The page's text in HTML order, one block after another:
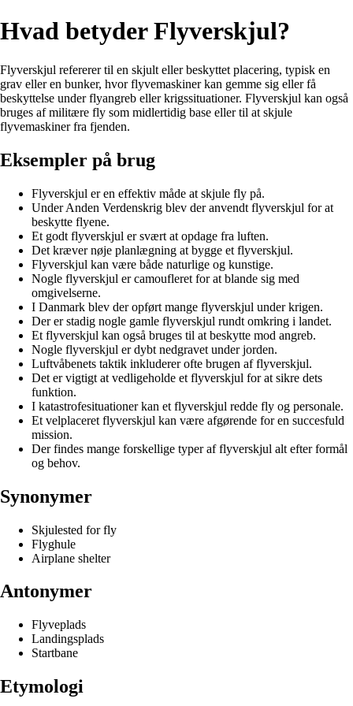
Hvad betyder Flyverskjul?
Flyverskjul refererer til en skjult eller beskyttet placering, typisk en
grav eller en bunker, hvor flyvemaskiner kan gemme sig eller få
beskyttelse under flyangreb eller krigssituationer. Flyverskjul kan også
bruges af militære fly som midlertidig base eller til at skjule
flyvemaskiner fra fjenden.
Eksempler på brug
Flyverskjul er en effektiv måde at skjule fly på.
Under Anden Verdenskrig blev der anvendt flyverskjul for at
beskytte flyene.
Et godt flyverskjul er svært at opdage fra luften.
Det kræver nøje planlægning at bygge et flyverskjul.
Flyverskjul kan være både naturlige og kunstige.
Nogle flyverskjul er camoufleret for at blande sig med
omgivelserne.
I Danmark blev der opført mange flyverskjul under krigen.
Der er stadig nogle gamle flyverskjul rundt omkring i landet.
Et flyverskjul kan også bruges til at beskytte mod angreb.
Nogle flyverskjul er dybt nedgravet under jorden.
Luftvåbenets taktik inkluderer ofte brugen af flyverskjul.
Det er vigtigt at vedligeholde et flyverskjul for at sikre dets
funktion.
I katastrofesituationer kan et flyverskjul redde fly og personale.
Et velplaceret flyverskjul kan være afgørende for en succesfuld
mission.
Der findes mange forskellige typer af flyverskjul alt efter formål
og behov.
Synonymer
Skjulested for fly
Flyghule
Airplane shelter
Antonymer
Flyveplads
Landingsplads
Startbane
Etymologi